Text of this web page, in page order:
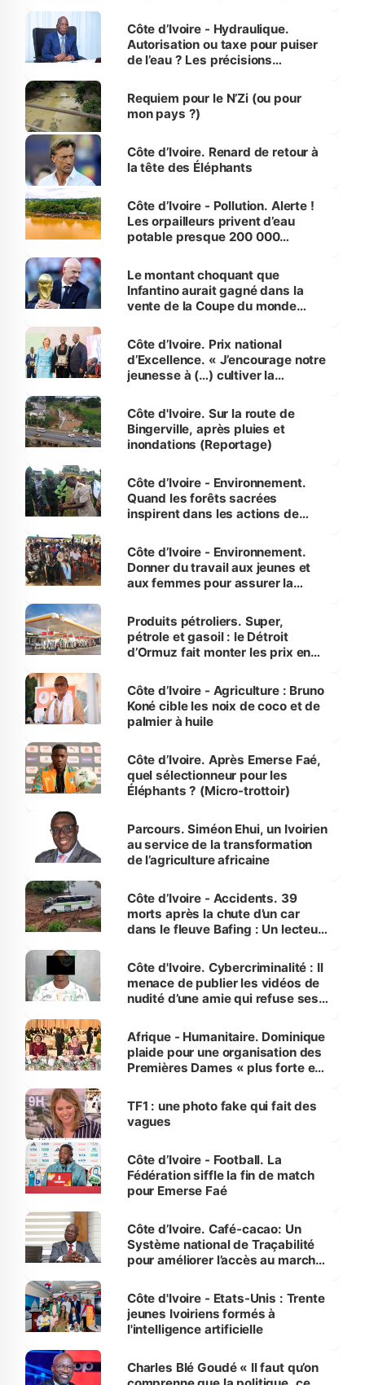
Côte d’Ivoire - Hydraulique.
Autorisation ou taxe pour puiser
de l’eau ? Les précisions
Requiem pour le N’Zi (ou pour
mon pays ?)
Côte d’Ivoire. Renard de retour à
la tête des Éléphants
Côte d’Ivoire - Pollution. Alerte !
Les orpailleurs privent d’eau
potable presque 200 000
Le montant choquant que
Infantino aurait gagné dans la
vente de la Coupe du monde
Côte d’Ivoire. Prix national
d’Excellence. « J’encourage notre
jeunesse à (…) cultiver la
(Alassane Ouattara
Côte d'Ivoire. Sur la route de
Bingerville, après pluies et
inondations (Reportage)
Côte d’Ivoire - Environnement.
Quand les forêts sacrées
inspirent dans les actions de
Côte d’Ivoire - Environnement.
Donner du travail aux jeunes et
aux femmes pour assurer la
menacées
Produits pétroliers. Super,
pétrole et gasoil : le Détroit
d’Ormuz fait monter les prix en
Côte d’Ivoire - Agriculture : Bruno
Koné cible les noix de coco et de
palmier à huile
Côte d’Ivoire. Après Emerse Faé,
quel sélectionneur pour les
Éléphants ? (Micro-trottoir)
Parcours. Siméon Ehui, un Ivoirien
au service de la transformation
de l’agriculture africaine
Côte d’Ivoire - Accidents. 39
morts après la chute d’un car
dans le fleuve Bafing : Un lecteur
des Transports
Côte d'Ivoire. Cybercriminalité : Il
menace de publier les vidéos de
nudité d’une amie qui refuse ses
Afrique - Humanitaire. Dominique
plaide pour une organisation des
Premières Dames « plus forte et
sur la scène internationale »
TF1 : une photo fake qui fait des
vagues
Côte d’Ivoire - Football. La
Fédération siffle la fin de match
pour Emerse Faé
Côte d’Ivoire. Café-cacao: Un
Système national de Traçabilité
pour améliorer l’accès au marché
Côte d'Ivoire - Etats-Unis : Trente
jeunes Ivoiriens formés à
l'intelligence artificielle
Charles Blé Goudé « Il faut qu’on